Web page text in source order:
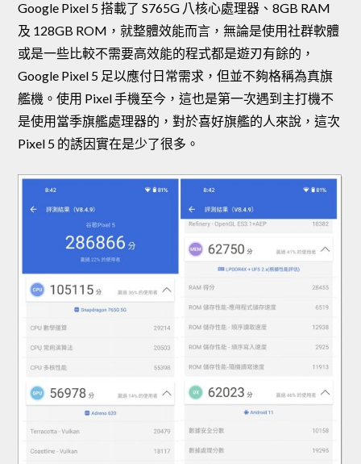
Google Pixel 5 搭載了 S765G 八核心處理器、8GB RAM
及 128GB ROM，就整體效能而言，無論是使用社群軟體
或是一些比較不需要高效能的程式都是遊刃有餘的，
Google Pixel 5 足以應付日常需求，但並不夠格稱為真旗
艦機。使用 Pixel 手機至今，這也是第一次遇到主打機不
是使用當季旗艦處理器的，對於喜好旗艦的人來說，這次
Pixel 5 的誘因實在是少了很多。